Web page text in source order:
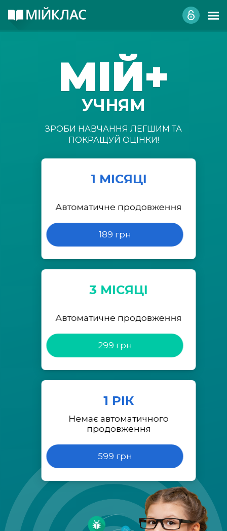
МІЙ+
УЧНЯМ
ЗРОБИ НАВЧАННЯ ЛЕГШИМ ТА
ПОКРАЩУЙ ОЦІНКИ!
1 МІСЯЦІ
Автоматичне продовження
189 грн
3 МІСЯЦІ
Автоматичне продовження
299 грн
1 РІК
Немає автоматичного
продовження
599 грн